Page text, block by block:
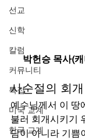
선교
신학
칼럼
커뮤니티
특집
미국 교계
한국 교계
박헌승 목사(
사순절의 회개
예수님께서 이 땅
불러 회개시키기
담이 아니라 기쁨